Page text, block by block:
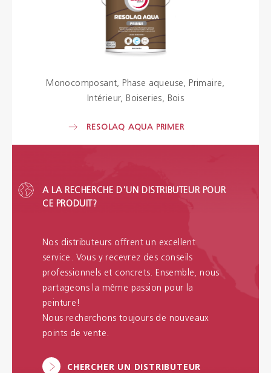
Monocomposant Phase aqueuse
Primaire
Intérieur
Boiseries Bois
RESOLAQ AQUA PRIMER
A LA RECHERCHE D'UN DISTRIBUTEUR POUR
CE PRODUIT?
Nos distributeurs offrent un excellent
service. Vous y recevrez des conseils
professionnels et concrets. Ensemble, nous
partageons la même passion pour la
peinture!
Nous recherchons toujours de nouveaux
points de vente.
CHERCHER UN DISTRIBUTEUR